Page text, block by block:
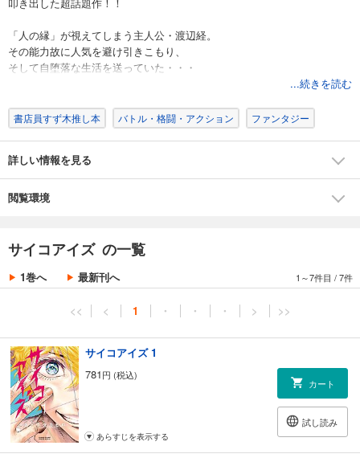
叩き出した超話題作！！
「人の縁」が視えてしまう主人公・渡辺経。
その能力故に人気を避け引きこもり、
そして自堕落な生活を送っていた・・・
自らがサイコアイズという能力者であることを知ると
強引に警察の超重要捜査に巻き込まれ
これは、鬱屈した日常を送る一人の青年が、
同じく異能の眼を持つ
「ジンメン」「ギュゲスのふたり」の作者・カトウタカヒロが贈る
異能の眼×師弟×警察アクション、堂々開幕！！！！
...続きを読む
書店員すず木推し本 バトル・格闘・アクション ファンタジー
詳しい情報を見る
閲覧環境
サイコアイズ の一覧
1巻へ 最新刊へ 1～7件目 /7件
<< < 1 ・ ・ ・ > >>
サイコアイズ 1
781円 (税込)
カート
試し読み
あらすじを表示する